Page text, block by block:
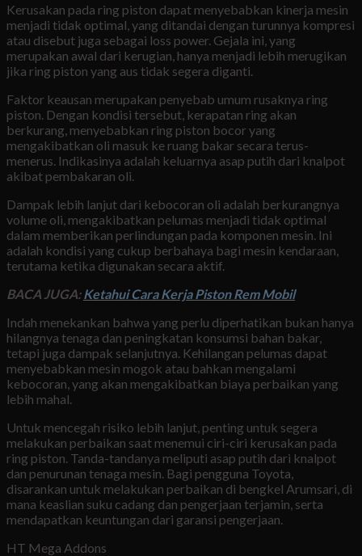
Kerusakan pada ring piston dapat menyebabkan kinerja mesin
menjadi tidak optimal, yang ditandai dengan turunnya kompresi
atau disebut juga sebagai loss power. Gejala ini, yang
merupakan awal dari kerugian, hanya menjadi lebih merugikan
jika ring piston yang aus tidak segera diganti.
Faktor keausan merupakan penyebab umum rusaknya ring
piston. Dengan kondisi tersebut, kerapatan ring akan
berkurang, menyebabkan ring piston bocor yang
mengakibatkan oli masuk ke ruang bakar secara terus-
menerus. Indikasinya adalah keluarnya asap putih dari knalpot
akibat pembakaran oli.
Dampak lebih lanjut dari kebocoran oli adalah berkurangnya
volume oli, mengakibatkan pelumas menjadi tidak optimal
dalam memberikan perlindungan pada komponen mesin. Ini
adalah kondisi yang cukup berbahaya bagi mesin kendaraan,
terutama ketika digunakan secara aktif.
BACA JUGA:Ketahui Cara Kerja Piston Rem Mobil
Indah menekankan bahwa yang perlu diperhatikan bukan hanya
hilangnya tenaga dan peningkatan konsumsi bahan bakar,
tetapi juga dampak selanjutnya. Kehilangan pelumas dapat
menyebabkan mesin mogok atau bahkan mengalami
kebocoran, yang akan mengakibatkan biaya perbaikan yang
lebih mahal.
Untuk mencegah risiko lebih lanjut, penting untuk segera
melakukan perbaikan saat menemui ciri-ciri kerusakan pada
ring piston. Tanda-tandanya meliputi asap putih dari knalpot
dan penurunan tenaga mesin. Bagi pengguna Toyota,
disarankan untuk melakukan perbaikan di bengkel Arumsari, di
mana keaslian suku cadang dan pengerjaan terjamin, serta
mendapatkan keuntungan dari garansi pengerjaan.
HT Mega Addons